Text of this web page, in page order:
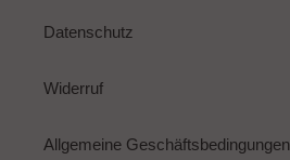
Datenschutz
Widerruf
Allgemeine Geschäftsbedingungen